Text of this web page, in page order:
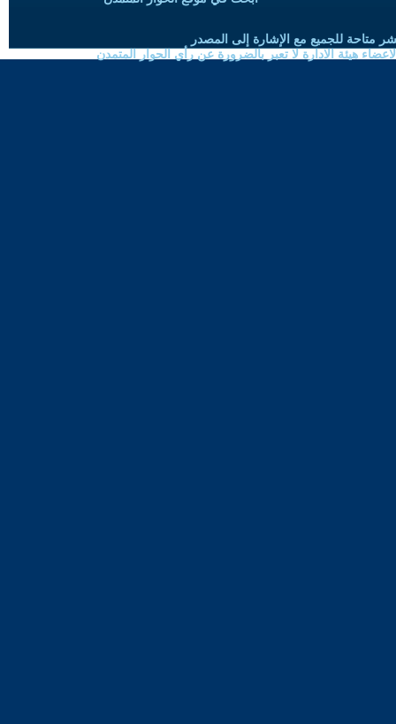
متاحة للجميع مع الإشارة إلى المصدر
هيئة الادارة لا تعبر بالضرورة عن رأي الحوار المتمدن